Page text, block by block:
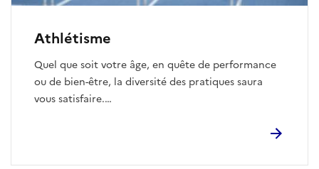
Athlétisme
Quel que soit votre âge, en quête de performance
ou de bien-être, la diversité des pratiques saura
vous satisfaire.